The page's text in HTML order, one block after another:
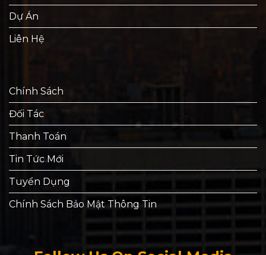
Dự Án
Liên Hệ
Chính Sách
Đối Tác
Thanh Toán
Tin Tức Mới
Tuyển Dụng
Chính Sách Bảo Mật Thông Tin